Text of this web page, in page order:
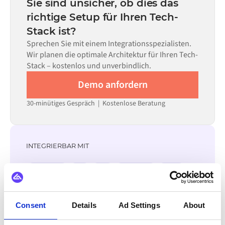
Consent Details Ad Settings About
allein nicht ausreicht.
erforderlichen Datenflüsse und Ihrem internen
Prüfprozess. Vorgefertigte Konnektoren für viele
Systeme sind im Alumio Marketplace verfügbar, was die
Einrichtungszeit erheblich verkürzt.
Sie sind unsicher, ob dies das
richtige Setup für Ihren Tech-
Stack ist?
Sprechen Sie mit einem Integrationsspezialisten.
Wir planen die optimale Architektur für Ihren Tech-
Stack – kostenlos und unverbindlich.
Demo anfordern
30-minütiges Gespräch | Kostenlose Beratung
INTEGRIERBAR MIT
Odoo
Alle Zendesk Integrationen ansehen